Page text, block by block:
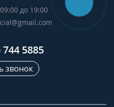
до 19:00
744 5885
звонок